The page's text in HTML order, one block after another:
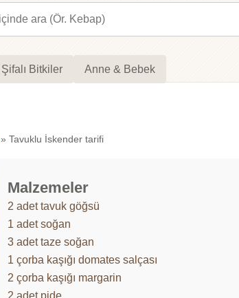
Şifalı Bitkiler Anne & Bebek
» Tavuklu İskender tarifi
Malzemeler
2 adet tavuk göğsü
1 adet soğan
3 adet taze soğan
1 çorba kaşığı domates salçası
2 çorba kaşığı margarin
2 adet pide